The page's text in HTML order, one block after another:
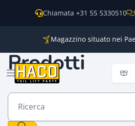
Magazzino situato nei
Spedizione in tutto il
Chiamata +31 55 5330510
Aprire il menu
Prodotti
Ricerca